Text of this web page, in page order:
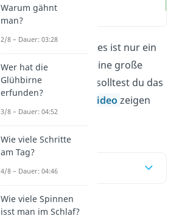
„Ich hab dich lieb!“
— es ist nur ein
kurzer Satz, hat aber eine große
Bedeutung! Doch wie solltest du das
deuten? Hier
Videozeigen
wir’s dir!
Inhaltsübersicht
Warum gähnt
man?
2/8 – Dauer: 03:28
Wer hat die
Glühbirne
erfunden?
3/8 – Dauer: 04:52
Wie viele Schritte
am Tag?
4/8 – Dauer: 04:46
Wie viele Spinnen
isst man im Schlaf?